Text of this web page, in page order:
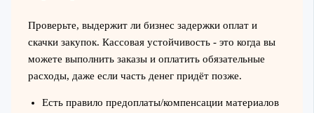
Проверьте, выдержит ли бизнес задержки оплат и
скачки закупок. Кассовая устойчивость - это когда вы
можете выполнить заказы и оплатить обязательные
расходы, даже если часть денег придёт позже.
Есть правило предоплаты/компенсации материалов